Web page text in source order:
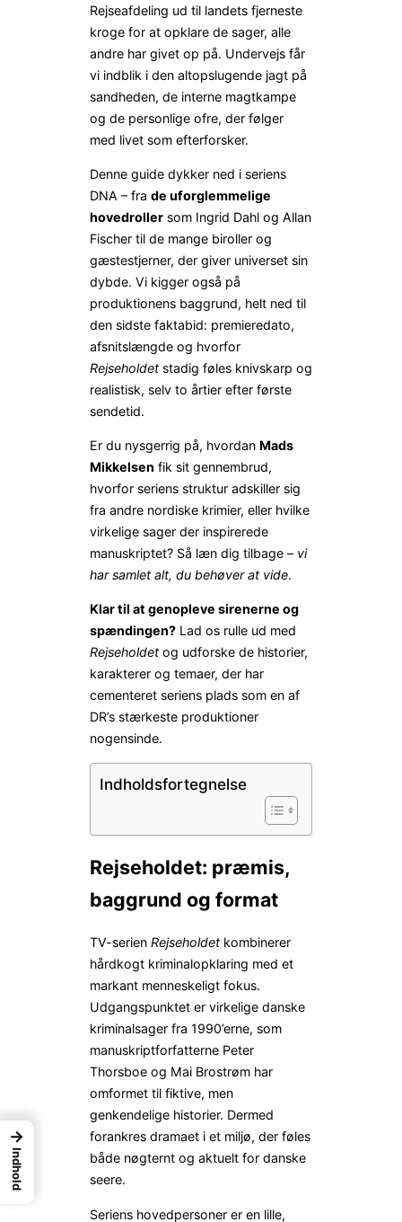
Rejseafdeling ud til landets fjerneste
kroge for at opklare de sager, alle
andre har givet op på. Undervejs får
vi indblik i den altopslugende jagt på
sandheden, de interne magtkampe
og de personlige ofre, der følger
med livet som efterforsker.
Denne guide dykker ned i seriens
DNA – fra de uforglemmelige
hovedroller som Ingrid Dahl og Allan
Fischer til de mange biroller og
gæstestjerner, der giver universet sin
dybde. Vi kigger også på
produktionens baggrund, helt ned til
den sidste fakta­bid: premiere­dato,
afsnitslængde og hvorfor
Rejseholdet stadig føles knivskarp og
realistisk, selv to årtier efter første
sendetid.
Er du nysgerrig på, hvordan Mads
Mikkelsen fik sit gennembrud,
hvorfor seriens struktur adskiller sig
fra andre nordiske krimier, eller hvilke
virkelige sager der inspirerede
manuskriptet? Så læn dig tilbage – vi
har samlet alt, du behøver at vide.
Klar til at genopleve sirenerne og
spændingen? Lad os rulle ud med
Rejseholdet og udforske de historier,
karakterer og temaer, der har
cementeret seriens plads som en af
DR’s stærkeste produktioner
nogensinde.
Indholdsfortegnelse
Rejseholdet: præmis,
baggrund og format
TV-serien Rejseholdet kombinerer
hårdkogt kriminalopklaring med et
markant menneskeligt fokus.
Udgangspunktet er virkelige danske
kriminalsager fra 1990’erne, som
manuskriptforfatterne Peter
Thorsboe og Mai Brostrøm har
omformet til fiktive, men
genkendelige historier. Dermed
forankres dramaet i et miljø, der føles
både nøgternt og aktuelt for danske
seere.
Seriens hovedpersoner er en lille,
→
Indhold